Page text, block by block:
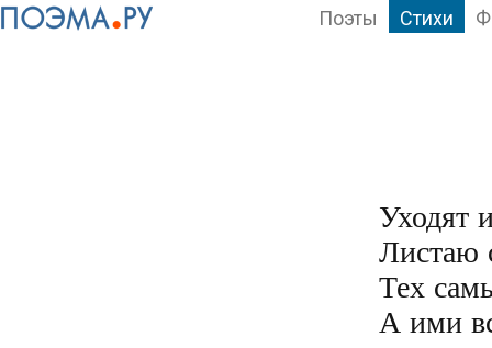
Поэты Стихи
Уходят
Листаю
Тех
А ими